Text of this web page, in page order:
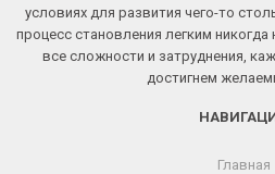
условиях для развития чего-то
процесс становления легким
все сложности и затруднения,
достигнем
Главная